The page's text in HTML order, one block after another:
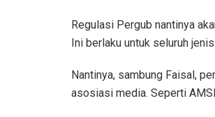
Regulasi Pergub nantinya
Ini berlaku untuk seluruh
Nantinya, sambung Faisal,
asosiasi media. Seperti